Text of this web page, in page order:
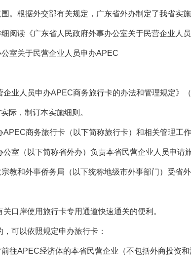
。根据外交部有关规定，广东省外办制定了我省实
阅读《广东省人民政府外事办公室关于民营企业人
室关于民营企业人员申办APEC
企业人员申办APEC商务旅行卡的办法和管理规定》
际，制订本实施细则。
商务旅行卡（以下简称旅行卡）和相关管理工
室（以下简称省外办）负责本省民营企业人员申
宗教和外事侨务局（以下统称地级市外事部门）受
口岸使用旅行卡专用通道快速通关的便利。
可以依照规定申办旅行卡：
往APEC经济体的本省民营企业（不包括外商投资和